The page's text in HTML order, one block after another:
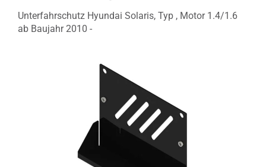
Unterfahrschutz Hyundai Solaris, Typ , Motor 1.4/1.6
ab Baujahr 2010 -